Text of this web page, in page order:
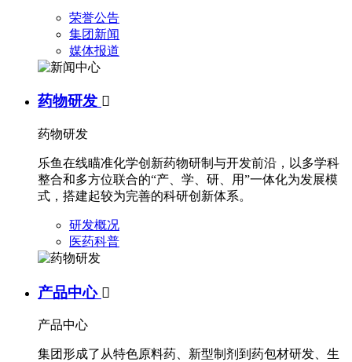
荣誉公告
集团新闻
媒体报道
药物研发 
药物研发
乐鱼在线瞄准化学创新药物研制与开发前沿，以多学科
整合和多方位联合的“产、学、研、用”一体化为发展模
式，搭建起较为完善的科研创新体系。
研发概况
医药科普
产品中心 
产品中心
集团形成了从特色原料药、新型制剂到药包材研发、生